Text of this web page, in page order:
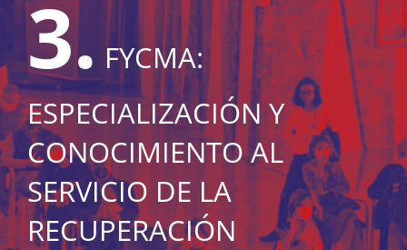
3. FYCMA:
ESPECIALIZACIÓN Y
CONOCIMIENTO AL
SERVICIO DE LA
RECUPERACIÓN